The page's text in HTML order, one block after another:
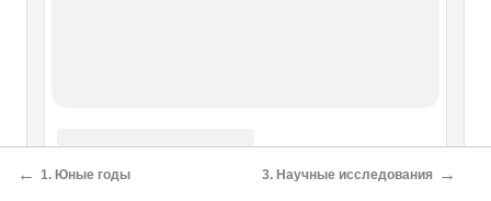
← 1. Юные годы 3. Научные исследования →